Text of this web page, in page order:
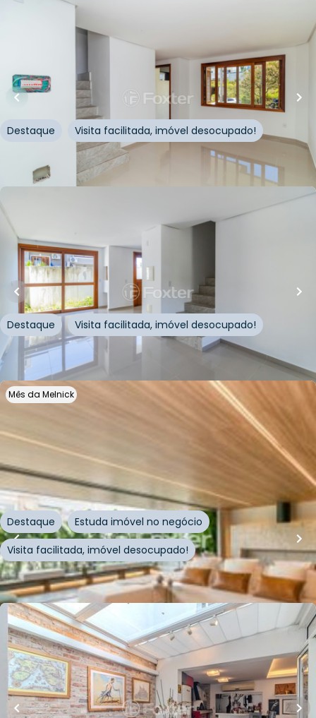
450.000,00
banheiros• 2 vagas
Casa
Rua Manoel Fernandes, Guarujá,Porto Alegre
Destaque Visita facilitada, imóvel desocupado!
Whatsapp
558417
152m²•3quartos •2banheiros
Casa
Rua Manoel Fernandes,Guarujá,Porto Alegre
Destaque Visita facilitada, imóvel desocupado!
Whatsapp
Cód. 555257
Mês da Melnick
R$6.414.921,00
323m²
vagas
Apartamento • Nilo Square Residence Resort
Rua Tomaz Gonzaga, Boa Vista,Porto Alegre
Destaque
Estuda imóvel no negócio
Visita facilitada, imóvel desocupado!
Whatsapp
Cód.1011618
R$2.150.000,00
R$2.042.500,00
357m²•5quartos•5banheiros 2vagas
Casa
Rua Professor Juvenal Miler,Rio Branco,Porto Alegre